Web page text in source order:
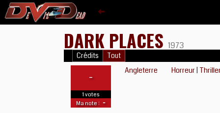
DARK PLACES 1973
Crédits Tout
-
1 votes
Ma note : -
Angleterre Horreur